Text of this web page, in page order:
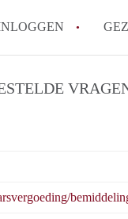
Wat is
Kamers in